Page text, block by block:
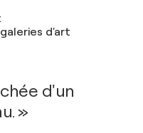
d'art
d'un
»